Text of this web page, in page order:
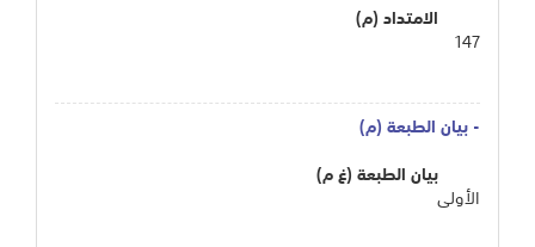
الامتداد (م)
147
- بيان الطبعة (م)
بيان الطبعة (غ م)
الأولى